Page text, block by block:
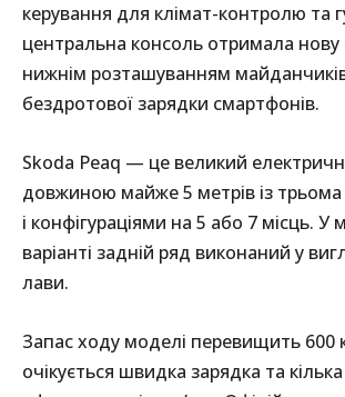
керування для клімат-контролю та
центральна консоль отримала нову
нижнім розташуванням
бездротової зарядки смартфонів.
Skoda Peaq — це великий
довжиною майже 5 метрів із
і конфігураціями на 5 або 7 місць.
варіанті задній ряд виконаний у
лави.
Запас ходу моделі перевищить 600
очікується швидка зарядка та кілька